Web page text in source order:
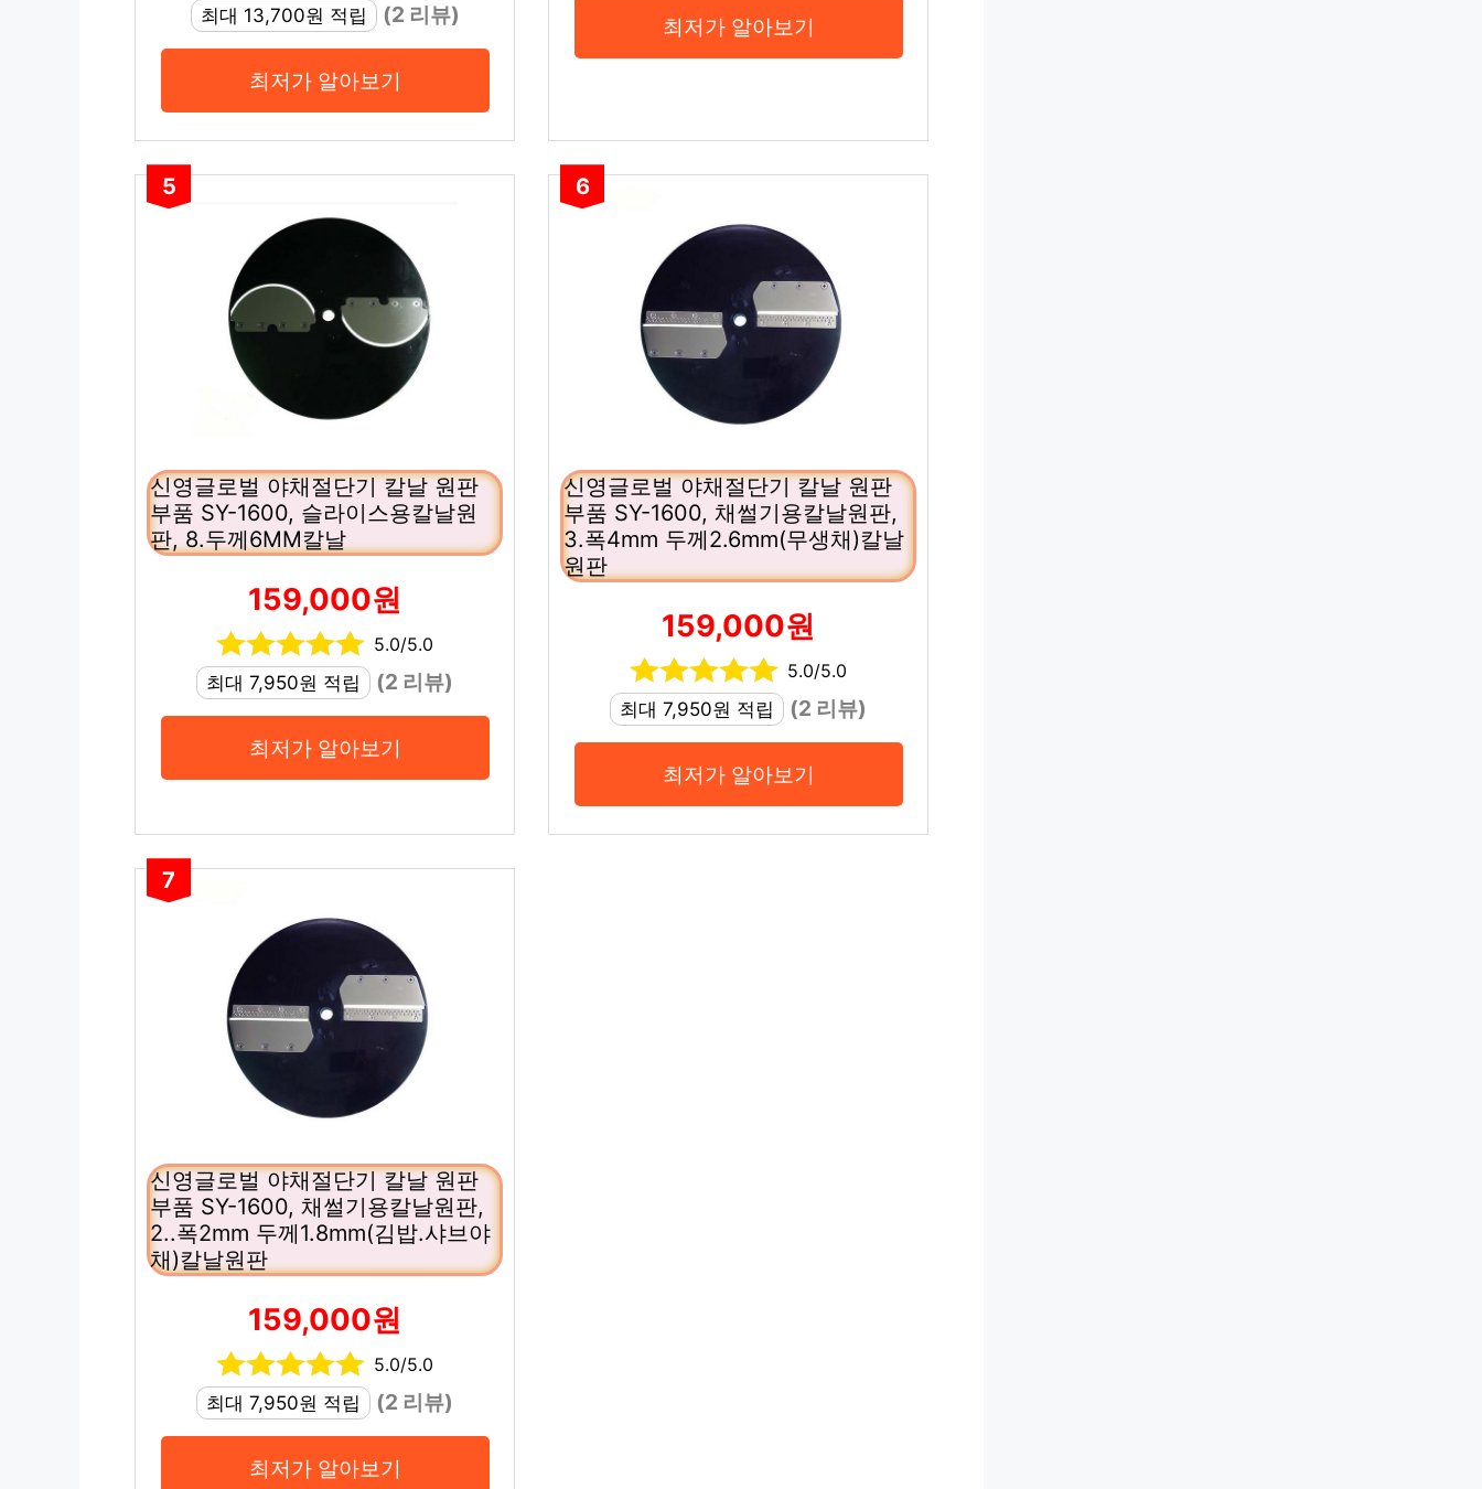
최대 13,700원 적립
(2 리뷰)
최저가 알아보기
최저가 알아보기
5
신영글로벌 야채절단기 칼날 원판
부품 SY-1600, 슬라이스용칼날원
판, 8.두께6MM칼날
159,000원
5.0/5.0
최대 7,950원 적립
(2 리뷰)
최저가 알아보기
6
신영글로벌 야채절단기 칼날 원판
부품 SY-1600, 채썰기용칼날원판,
3.폭4mm 두께2.6mm(무생채)칼날
원판
159,000원
5.0/5.0
최대 7,950원 적립
(2 리뷰)
최저가 알아보기
7
신영글로벌 야채절단기 칼날 원판
부품 SY-1600, 채썰기용칼날원판,
2..폭2mm 두께1.8mm(김밥.샤브야
채)칼날원판
159,000원
5.0/5.0
최대 7,950원 적립
(2 리뷰)
최저가 알아보기